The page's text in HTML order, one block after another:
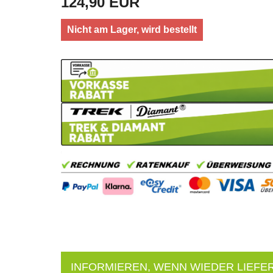
Nicht am Lager, wird bestellt
INFORMIEREN, WENN WIEDER